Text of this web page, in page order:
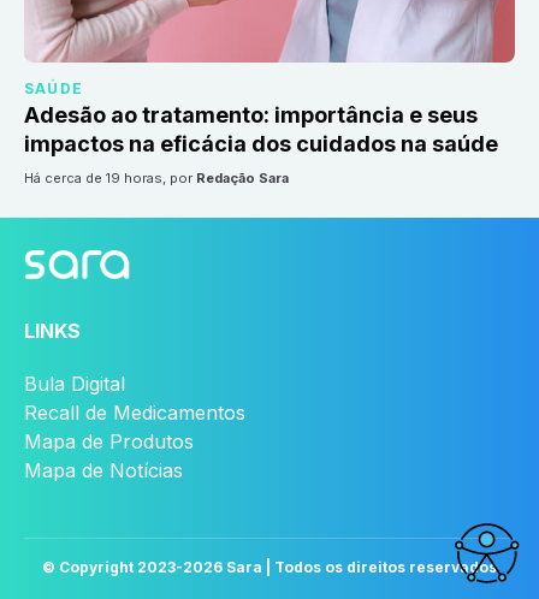
SAÚDE
Adesão ao tratamento: importância e seus
impactos na eficácia dos cuidados na saúde
há cerca de 19 horas, por Redação Sara
LINKS
Bula Digital
Recall de Medicamentos
Mapa de Produtos
Mapa de Notícias
© Copyright 2023-2026 Sara | Todos os direitos reservados